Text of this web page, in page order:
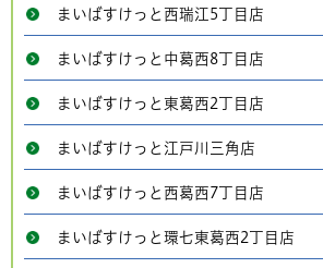
まいばすけっと西瑞江5丁目店
まいばすけっと中葛西8丁目店
まいばすけっと東葛西2丁目店
まいばすけっと江戸川三角店
まいばすけっと西葛西7丁目店
まいばすけっと環七東葛西2丁目店